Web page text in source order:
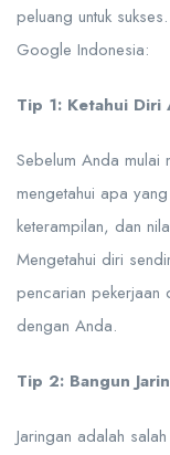
peluang untuk
Google Indonesia:
Tip 1: Ketahui Diri
Sebelum Anda mulai
mengetahui apa
keterampilan, dan
Mengetahui diri
pencarian pekerjaan
dengan Anda.
Tip 2: Bangun
Jaringan adalah